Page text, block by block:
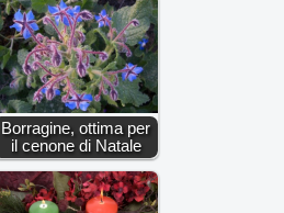
Borragine, ottima per
il cenone di Natale